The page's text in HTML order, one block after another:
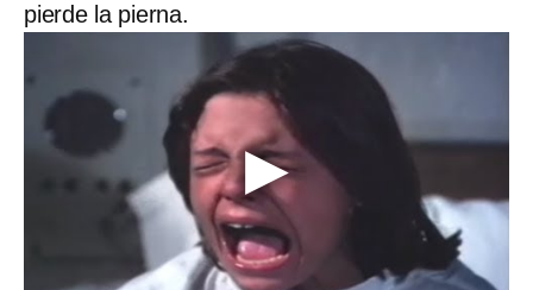
pierde la pierna.